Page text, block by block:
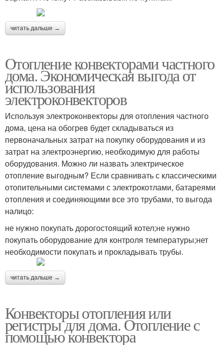
читать дальше →
Отопление конвекторами частного
дома. Экономическая выгода от
использования
электроконвекторов
Используя электроконвекторы для отопления частного
дома, цена на обогрев будет складываться из
первоначальных затрат на покупку оборудования и из
затрат на электроэнергию, необходимую для работы
оборудования. Можно ли назвать электрическое
отопление выгодным? Если сравнивать с классическими
отопительными системами с электрокотлами, батареями
отопления и соединяющими все это трубами, то выгода
налицо:
не нужно покупать дорогостоящий котел;не нужно
покупать оборудование для контроля температуры;нет
необходимости покупать и прокладывать трубы.
читать дальше →
Конвекторы отопления или
регистры для дома. Отопление с
помощью конвектора